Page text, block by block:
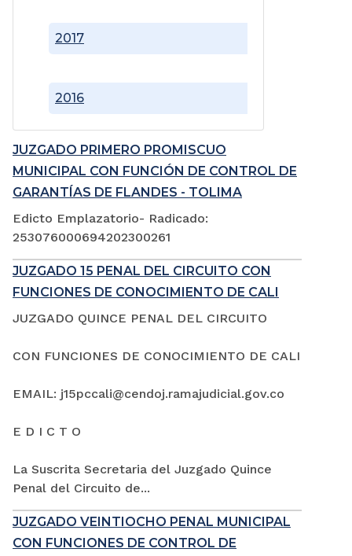
2016
2017
JUZGADO PRIMERO PROMISCUO
MUNICIPAL CON FUNCIÓN DE CONTROL DE
GARANTÍAS DE FLANDES - TOLIMA
Edicto Emplazatorio- Radicado:
253076000694202300261
JUZGADO 15 PENAL DEL CIRCUITO CON
FUNCIONES DE CONOCIMIENTO DE CALI
JUZGADO QUINCE PENAL DEL CIRCUITO
CON FUNCIONES DE CONOCIMIENTO DE CALI
EMAIL: j15pccali@cendoj.ramajudicial.gov.co
E D I C T O
La Suscrita Secretaria del Juzgado Quince
Penal del Circuito de...
JUZGADO VEINTIOCHO PENAL MUNICIPAL
CON FUNCIONES DE CONTROL DE